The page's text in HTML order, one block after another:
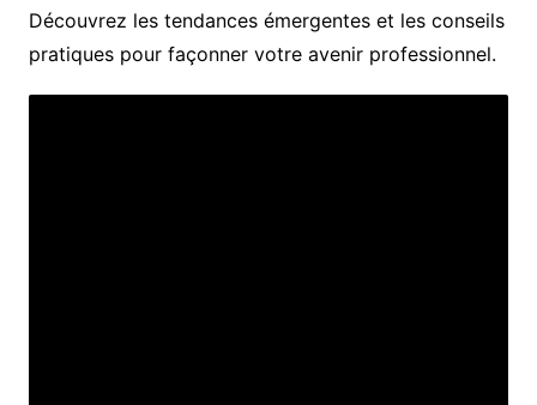
Découvrez les tendances émergentes et les conseils
pratiques pour façonner votre avenir professionnel.